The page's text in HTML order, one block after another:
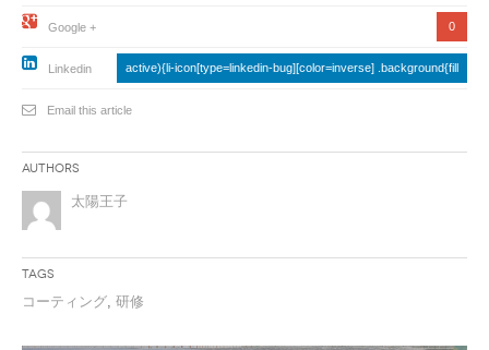
Google + 0
Linkedin active){li-icon[type=linkedin-bug][color=inverse] .background{fill
Email this article
Authors
太陽王子
Tags
コーティング 研修